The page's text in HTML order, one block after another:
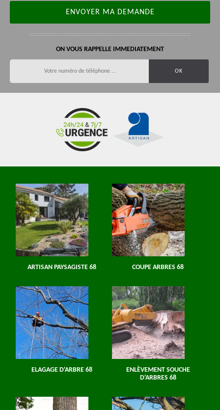
ON VOUS RAPPELLE IMMEDIATEMENT
ARTISAN PAYSAGISTE 68 COUPE ARBRES 68
ELAGAGE D'ARBRE 68
ENLÈVEMENT SOUCHE
D'ARBRES 68